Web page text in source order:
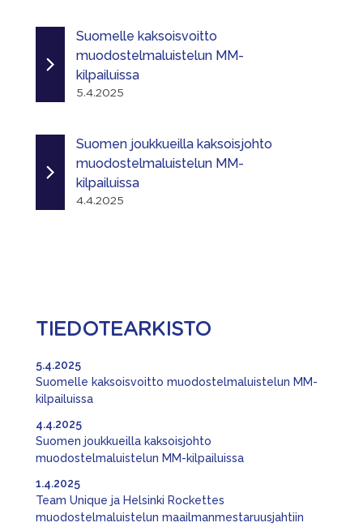
Suomelle kaksoisvoitto
muodostelmaluistelun MM-
kilpailuissa
5.4.2025
Suomen joukkueilla kaksoisjohto
muodostelmaluistelun MM-
kilpailuissa
4.4.2025
TIEDOTEARKISTO
Suomelle kaksoisvoitto muodostelmaluistelun MM-
kilpailuissa
5.4.2025
Suomen joukkueilla kaksoisjohto
muodostelmaluistelun MM-kilpailuissa
4.4.2025
Team Unique ja Helsinki Rockettes
muodostelmaluistelun maailmanmestaruusjahtiin
1.4.2025